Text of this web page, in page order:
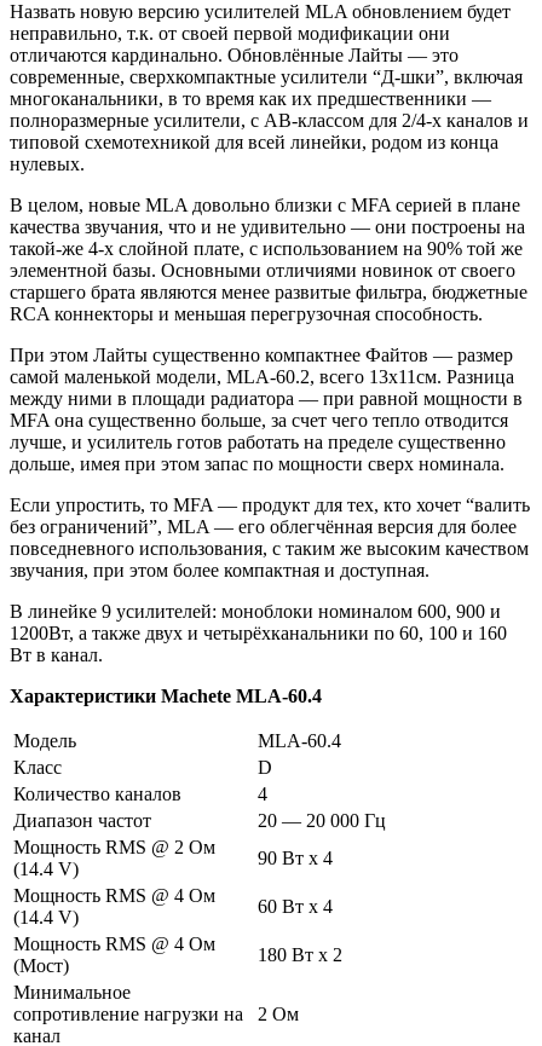
Назвать новую версию усилителей MLA обновлением будет
неправильно, т.к. от своей первой модификации они
отличаются кардинально. Обновлённые Лайты — это
современные, сверхкомпактные усилители “Д-шки”, включая
многоканальники, в то время как их предшественники —
полноразмерные усилители, с AB-классом для 2/4-х каналов и
типовой схемотехникой для всей линейки, родом из конца
нулевых.
В целом, новые MLA довольно близки с MFA серией в плане
качества звучания, что и не удивительно — они построены на
такой-же 4-х слойной плате, с использованием на 90% той же
элементной базы. Основными отличиями новинок от своего
старшего брата являются менее развитые фильтра, бюджетные
RCA коннекторы и меньшая перегрузочная способность.
При этом Лайты существенно компактнее Файтов — размер
самой маленькой модели, MLA-60.2, всего 13х11см. Разница
между ними в площади радиатора — при равной мощности в
MFA она существенно больше, за счет чего тепло отводится
лучше, и усилитель готов работать на пределе существенно
дольше, имея при этом запас по мощности сверх номинала.
Если упростить, то MFA — продукт для тех, кто хочет “валить
без ограничений”, MLA — его облегчённая версия для более
повседневного использования, с таким же высоким качеством
звучания, при этом более компактная и доступная.
В линейке 9 усилителей: моноблоки номиналом 600, 900 и
1200Вт, а также двух и четырёхканальники по 60, 100 и 160
Вт в канал.
Характеристики Machete MLA-60.4
Модель
MLA-60.4
Класс
D
Количество каналов
4
Диапазон частот
20 — 20 000 Гц
Мощность RMS @ 2 Ом
(14.4 V)
90 Вт x 4
Мощность RMS @ 4 Ом
(14.4 V)
60 Вт x 4
Мощность RMS @ 4 Ом
(Мост)
180 Вт x 2
Минимальное
сопротивление нагрузки на
канал
2 Ом